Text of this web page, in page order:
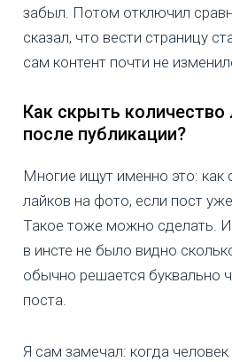
забыл. Потом отключил
сказал, что вести страницу
сам контент почти не
Как скрыть
после публикации?
Многие ищут именно это: как
лайков на фото, если пост
Такое тоже можно сделать. И
в инсте не было видно
обычно решается буквально
поста.
Я сам замечал: когда